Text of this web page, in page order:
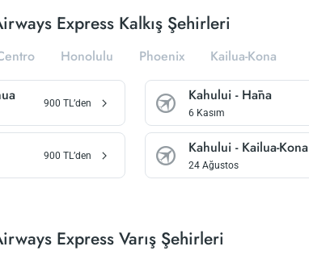
Express Kalkış Şehirleri
Honolulu Phoenix Kailua-Kona
900 TL’den Kahului - Hāna
6 Kasım
900 TL’den Kahului - Kailua-Kona
24 Ağustos
Express Varış Şehirleri